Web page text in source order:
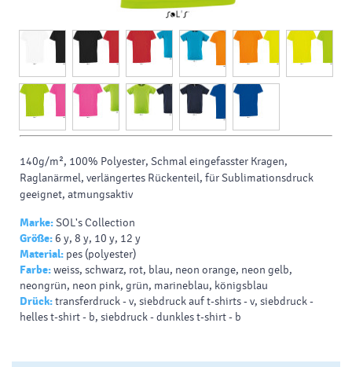
140g/m², 100% Polyester, Schmal eingefasster Kragen,
Raglanärmel, verlängertes Rückenteil, für Sublimationsdruck
geeignet, atmungsaktiv
Marke:SOL's Collection
Größe: 6 y, 8 y, 10 y, 12 y
Material: pes (polyester)
Farbe:weiss, schwarz, rot, blau, neon orange, neon gelb,
neongrün, neon pink, grün, marineblau, königsblau
Drück:transferdruck - v, siebdruck auf t-shirts - v, siebdruck -
helles t-shirt - b, siebdruck - dunkles t-shirt - b